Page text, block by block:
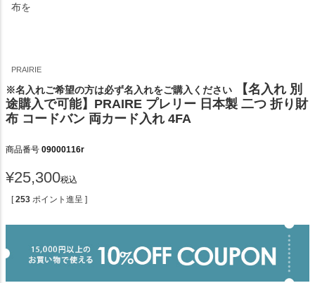
布を
PRAIRIE
※名入れご希望の方は必ず名入れをご購入ください
【名入れ 別
途購入で可能】PRAIRE プレリー 日本製 二つ 折り財
布 コードバン 両カード入れ 4FA
商品番号 09000116r
¥25,300税込
[ 253 ポイント進呈 ]